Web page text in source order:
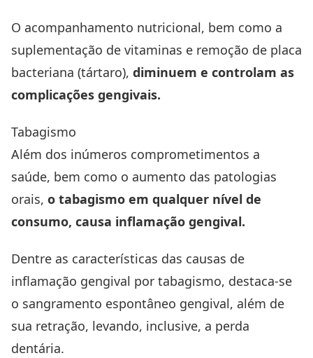
O acompanhamento nutricional, bem como a
suplementação de vitaminas e remoção de placa
bacteriana (tártaro), diminuem e controlam as
complicações gengivais.
Tabagismo
Além dos inúmeros comprometimentos a
saúde, bem como o aumento das patologias
orais, o tabagismo em qualquer nível de
consumo, causa inflamação gengival.
Dentre as características das causas de
inflamação gengival por tabagismo, destaca-se
o sangramento espontâneo gengival, além de
sua retração, levando, inclusive, a perda
dentária.